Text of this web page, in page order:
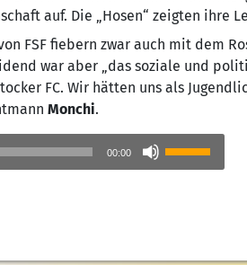
die
Lautstärke
zu
regeln.
auf. Die „Hosen“ zeigten ihre
FSF fiebern zwar auch mit dem
war aber „das soziale und
FC. Wir hätten uns als
Monchi.
00:00
Hoch/Runter